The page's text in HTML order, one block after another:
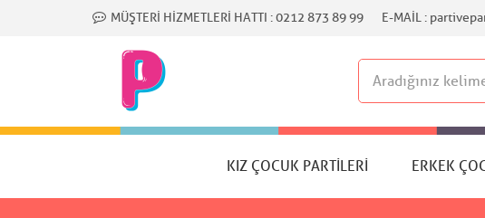
MÜŞTERI HIZMETLERI HATTI :0212 873 89 99 E-MAIL :
KIZ ÇOCUK PARTILERI ERKEK